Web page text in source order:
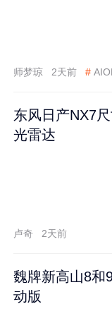
师梦琼 2天前 #
东风日产NX7
光雷达
卢奇 2天前
魏牌新高山8和
动版